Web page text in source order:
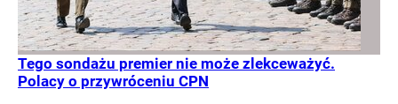
Tego sondażu premier nie może zlekceważyć.
Polacy o przywróceniu CPN